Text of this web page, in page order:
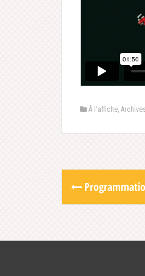
À l'affiche, Archives
Post